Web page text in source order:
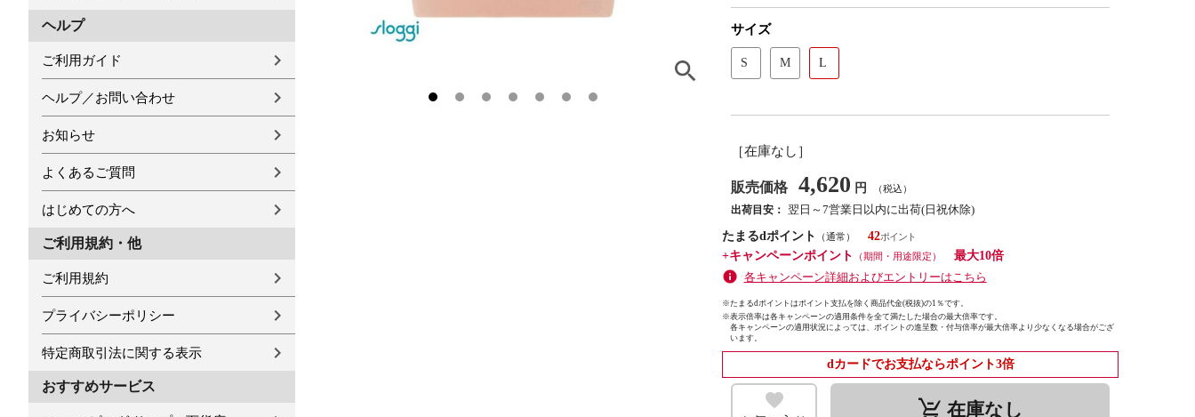
ヘルプ
ご利用ガイド
ヘルプ／お問い合わせ
お知らせ
よくあるご質問
はじめての方へ
ご利用規約・他
ご利用規約
プライバシーポリシー
特定商取引法に関する表示
おすすめサービス
サイズ
S M L
［在庫なし］
販売価格 4,620 円 （税込）
出荷目安： 翌日～7営業日以内に出荷(日祝休除)
たまるdポイント
（通常）
42
+キャンペーンポイント
（期間・用途限定）
最大10倍
各キャンペーン詳細およびエントリーはこちら
※たまるdポイントはポイント支払を除く商品代金(税抜)の1％です。
※表示倍率は各キャンペーンの適用条件を全て満たした場合の最大倍率です。
各キャンペーンの適用状況によっては、ポイントの進呈数・付与倍率が最大倍率より少なくなる場合がござ
います。
dカードでお支払ならポイント3倍
remove_shopping_cart 在庫なし